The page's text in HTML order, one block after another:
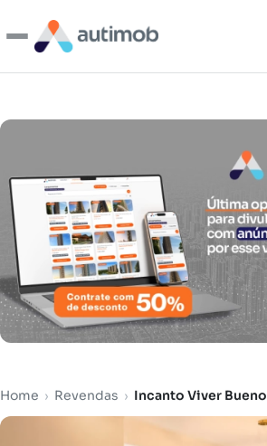
Home › Revendas › Incanto Viver Bueno